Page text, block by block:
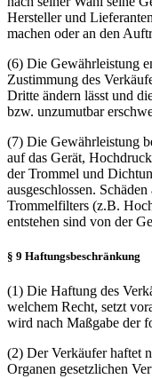
Hersteller und
machen oder an den
(6) Die Gewährleistung
Zustimmung des
Dritte ändern lässt und
bzw. unzumutbar
(7) Die Gewährleistung
auf das Gerät,
der Trommel und
ausgeschlossen.
Trommelfilters (z.B.
entstehen sind von der
§ 9 Haftungsbeschränkung
(1) Die Haftung des
welchem Recht, setzt
wird nach Maßgabe der
(2) Der Verkäufer haftet
Organen gesetzlichen